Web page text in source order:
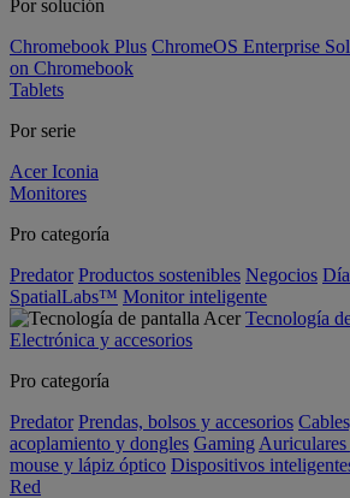
Por solución
Chromebook Plus ChromeOS Enterprise
on Chromebook
Tablets
Por serie
Acer Iconia
Monitores
Pro categoría
Predator Productos sostenibles Negocios
SpatialLabs™ Monitor inteligente
Tecnología
Electrónica y accesorios
Pro categoría
Predator Prendas, bolsos y accesorios
acoplamiento y dongles Gaming
mouse y lápiz óptico Dispositivos
Red